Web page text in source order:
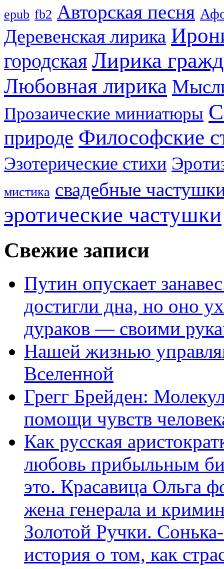
epub fb2 Авторская песня
Деревенская лирика
городская Лирика
Любовная лирика
Прозаические миниатюры
природе Философские
Эзотерические стихи
мистика свадебные
эротические частушки
Свежие записи
Путин опускает
достигли дна, но оно
дураков — своими
Нашей жизнью
Вселенной
Грегг Брейден:
помощи чувств
Как русская
любовь прибыльным
это. Красавица Ольга
жена генерала и
Золотой Ручки.
история о том, как